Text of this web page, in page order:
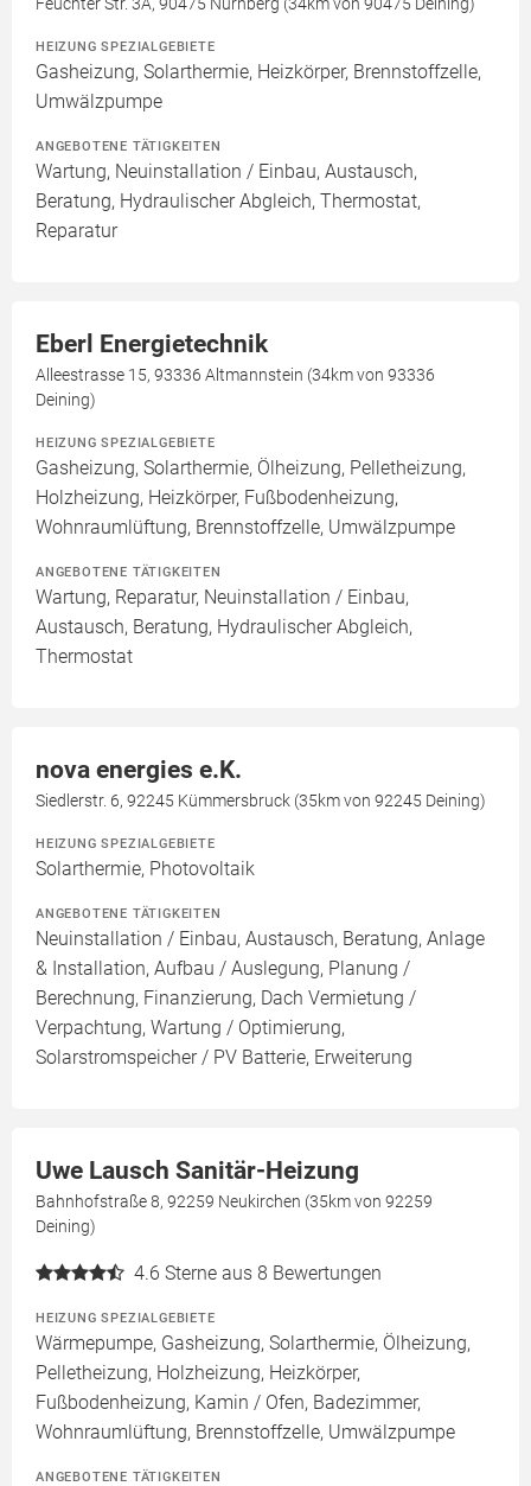
Feuchter Str. 3A, 90475 Nürnberg (34km von 90475 Deining)
HEIZUNG SPEZIALGEBIETE
Gasheizung, Solarthermie, Heizkörper, Brennstoffzelle,
Umwälzpumpe
ANGEBOTENE TÄTIGKEITEN
Wartung, Neuinstallation / Einbau, Austausch,
Beratung, Hydraulischer Abgleich, Thermostat,
Reparatur
Eberl Energietechnik
Alleestrasse 15, 93336 Altmannstein (34km von 93336
Deining)
HEIZUNG SPEZIALGEBIETE
Gasheizung, Solarthermie, Ölheizung, Pelletheizung,
Holzheizung, Heizkörper, Fußbodenheizung,
Wohnraumlüftung, Brennstoffzelle, Umwälzpumpe
ANGEBOTENE TÄTIGKEITEN
Wartung, Reparatur, Neuinstallation / Einbau,
Austausch, Beratung, Hydraulischer Abgleich,
Thermostat
nova energies e.K.
Siedlerstr. 6, 92245 Kümmersbruck (35km von 92245 Deining)
HEIZUNG SPEZIALGEBIETE
Solarthermie, Photovoltaik
ANGEBOTENE TÄTIGKEITEN
Neuinstallation / Einbau, Austausch, Beratung, Anlage
& Installation, Aufbau / Auslegung, Planung /
Berechnung, Finanzierung, Dach Vermietung /
Verpachtung, Wartung / Optimierung,
Solarstromspeicher / PV Batterie, Erweiterung
Uwe Lausch Sanitär-Heizung
Bahnhofstraße 8, 92259 Neukirchen (35km von 92259
Deining)
4.6 Sterne aus 8 Bewertungen
HEIZUNG SPEZIALGEBIETE
Wärmepumpe, Gasheizung, Solarthermie, Ölheizung,
Pelletheizung, Holzheizung, Heizkörper,
Fußbodenheizung, Kamin / Ofen, Badezimmer,
Wohnraumlüftung, Brennstoffzelle, Umwälzpumpe
ANGEBOTENE TÄTIGKEITEN